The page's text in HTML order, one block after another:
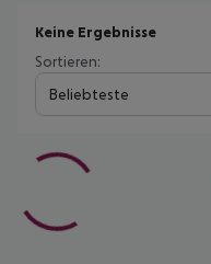
Keine Ergebnisse
Sortieren:
Beliebteste